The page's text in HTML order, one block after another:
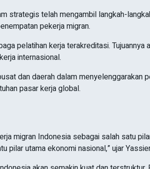
strategis telah mengambil langkah-
pekerja migran.
pelatihan kerja terakreditasi.
internasional.
dan daerah dalam menyelenggarakan
pasar kerja global.
migran Indonesia sebagai salah satu
pilar utama ekonomi nasional,” ujar